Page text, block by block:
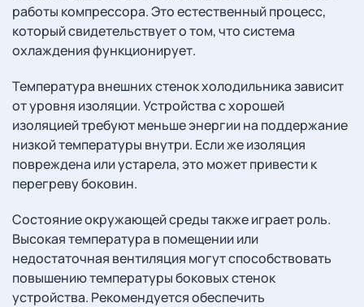
работы компрессора. Это естественный процесс,
который свидетельствует о том, что система
охлаждения функционирует.
Температура внешних стенок холодильника зависит
от уровня изоляции. Устройства с хорошей
изоляцией требуют меньше энергии на поддержание
низкой температуры внутри. Если же изоляция
повреждена или устарела, это может привести к
перегреву боковин.
Состояние окружающей среды также играет роль.
Высокая температура в помещении или
недостаточная вентиляция могут способствовать
повышению температуры боковых стенок
устройства. Рекомендуется обеспечить